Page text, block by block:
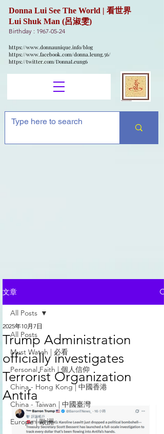
Donna Lui See The World | 看世界
Lui Shuk Man (呂淑雯)
Birthday : 1967-05-24
https://www.donnaunique.info/blog
https://www.facebook.com/donna.leung.56/
https://twitter.com/DonnaLeung6
文章
All Posts
Must Watch | 必看
Personal Faith | 個人信仰
China - Hong Kong | 中國香港
China - Taiwan | 中國臺灣
Europe | 歐洲
All Posts
Trump Administration
officially investigates
Terrorist Organization
Antifa
2025年10月7日